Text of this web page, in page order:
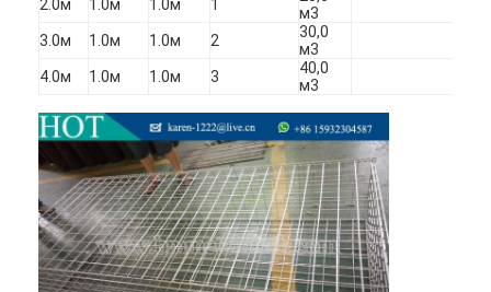
Площадь для паделя
Корзина из габиона
Архитектурная металлическая сетка
Алюминиевый цепной экран мухы
Сетчатый фильтр Джонсона
2.0м 1.0м 1.0м 1
м3
3.0м
1.0м 1.0м 2
30,0
м3
4.0м
1.0м 1.0м 3
40,0
м3